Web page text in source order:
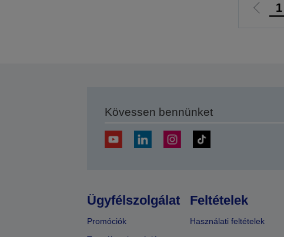
Előző
1
Kövessen bennünket
Ügyfélszolgálat
Promóciók
Feltételek
Használati feltételek